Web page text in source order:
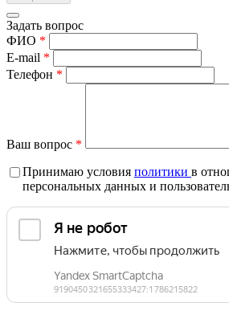
Задать вопрос
ФИО *
E-mail *
Телефон *
Ваш вопрос *
Принимаю условия политики в
персональных данных и